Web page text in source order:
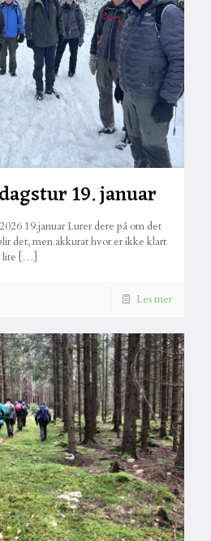
19. januar
19.januar Lurer dere på om det
det, men akkurat hvor er ikke klart
lite […]
Les mer